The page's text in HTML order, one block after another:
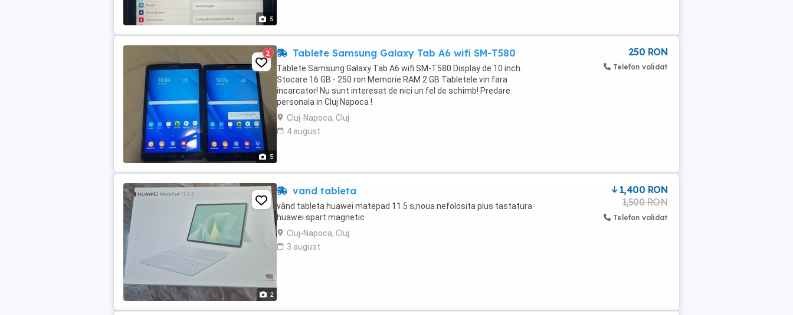
5
5
2 Tablete Samsung Galaxy Tab A6 wifi SM-T580
Tablete Samsung Galaxy Tab A6 wifi SM-T580 Display de 10 inch.
Stocare 16 GB - 250 ron Memorie RAM 2 GB Tabletele vin fara
incarcator! Nu sunt interesat de nici un fel de schimb! Predare
personala in Cluj Napoca !
Cluj-Napoca, Cluj
4 august
250 RON
Telefon validat
2
vand tableta
vând tableta huawei matepad 11.5 s,noua nefolosita plus tastatura
huawei spart magnetic
Cluj-Napoca, Cluj
3 august
1,400 RON
1,500 RON
Telefon validat